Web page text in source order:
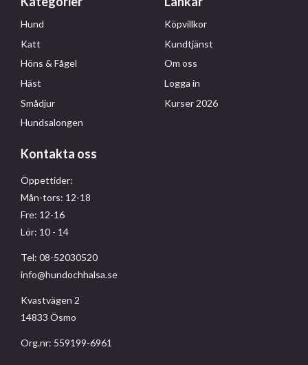
Hund
Katt
Höns & Fågel
Häst
Smådjur
Hundsalongen
Köpvillkor
Kundtjänst
Om oss
Logga in
Kurser 2026
Kontakta oss
Öppettider:
Mån-tors: 12-18
Fre: 12-16
Lör: 10 - 14
Tel: 08-52030520
info@hundochhalsa.se
Kvastvägen 2
14833 Ösmo
Org.nr: 559199-6961